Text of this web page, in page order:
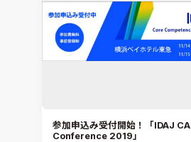
参加申込み受付開始！「IDAJ
Conference 2019」